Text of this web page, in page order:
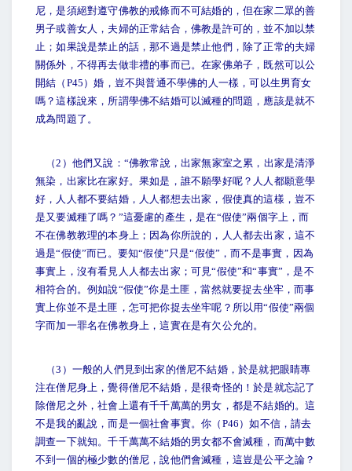
尼，是須絕對遵守佛教的戒條而不可結婚的，但在家二眾的善
男子或善女人，夫婦的正常結合，佛教是許可的，並不加以禁
止；如果說是禁止的話，那不過是禁止他們，除了正常的夫婦
關係外，不得再去做非禮的事而已。在家佛弟子，既然可以公
開結（P45）婚，豈不與普通不學佛的人一樣，可以生男育女
嗎？這樣說來，所謂學佛不結婚可以滅種的問題，應該是就不
成為問題了。
（2）他們又說：“佛教常說，出家無家室之累，出家是清淨
無染，出家比在家好。果如是，誰不願學好呢？人人都願意學
好，人人都不要結婚，人人都想去出家，假使真的這樣，豈不
是又要滅種了嗎？”這憂慮的產生，是在“假使”兩個字上，而
不在佛教教理的本身上；因為你所說的，人人都去出家，這不
過是“假使”而已。要知“假使”只是“假使”，而不是事實，因為
事實上，沒有看見人人都去出家；可見“假使”和“事實”，是不
相符合的。例如說“假使”你是土匪，當然就要捉去坐牢，而事
實上你並不是土匪，怎可把你捉去坐牢呢？所以用“假使”兩個
字而加一罪名在佛教身上，這實在是有欠公允的。
（3）一般的人們見到出家的僧尼不結婚，於是就把眼睛專
注在僧尼身上，覺得僧尼不結婚，是很奇怪的！於是就忘記了
除僧尼之外，社會上還有千千萬萬的男女，都是不結婚的。這
不是我的亂說，而是一個社會事實。你（P46）如不信，請去
調查一下就知。千千萬萬不結婚的男女都不會滅種，而萬中數
不到一個的極少數的僧尼，說他們會滅種，這豈是公平之論？